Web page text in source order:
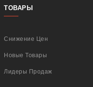
ТОВАРЫ
Снижение Цен
Новые Товары
Лидеры Продаж